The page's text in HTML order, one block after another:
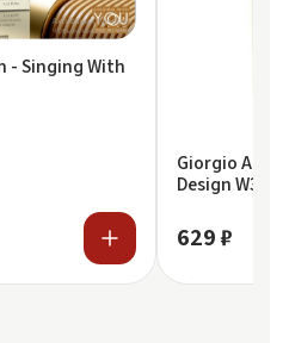
- Singing With
Giorgio
Design W338
629 ₽